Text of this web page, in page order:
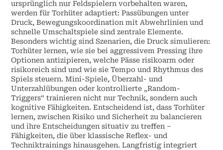
ursprünglich nur Feldspielern vorbehalten waren,
werden für Torhüter adaptiert: Passübungen unter
Druck, Bewegungskoordination mit Abwehrlinien und
schnelle Umschaltspiele sind zentrale Elemente.
Besonders wichtig sind Szenarien, die Druck simulieren:
Torhüter lernen, wie sie bei aggressivem Pressing ihre
Optionen antizipieren, welche Pässe risikoarm oder
risikoreich sind und wie sie Tempo und Rhythmus des
Spiels steuern. Mini-Spiele, Überzahl- und
Unterzahlübungen oder kontrollierte „Random-
Triggers“ trainieren nicht nur Technik, sondern auch
kognitive Fähigkeiten. Entscheidend ist, dass Torhüter
lernen, zwischen Risiko und Sicherheit zu balancieren
und ihre Entscheidungen situativ zu treffen –
Fähigkeiten, die über klassische Reflex- und
Techniktrainings hinausgehen. Langfristig integriert